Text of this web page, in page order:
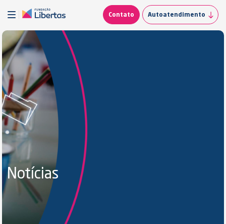
Contato Autoatendimento
Notícias